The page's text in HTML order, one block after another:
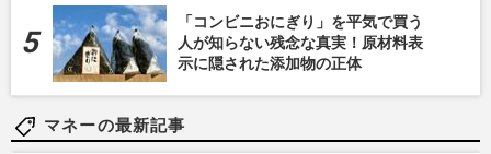
「コンビニおにぎり」を平気で買う
人が知らない残念な真実！原材料表
示に隠された添加物の正体
マネーの最新記事